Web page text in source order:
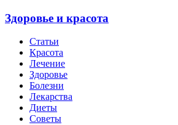
Здоровье и красота
Статьи
Красота
Лечение
Здоровье
Болезни
Лекарства
Диеты
Советы